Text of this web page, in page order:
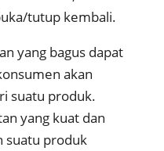
tutup kembali.
yang bagus dapat
akan
suatu produk.
yang kuat dan
suatu produk